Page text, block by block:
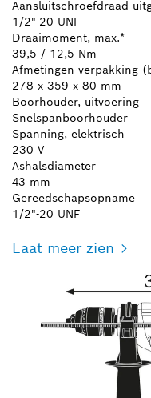
Aansluitschroefdraad
1/2"-20 UNF
Draaimoment, max.*
39,5 / 12,5 Nm
Afmetingen verpakking
278 x 359 x 80 mm
Boorhouder, uitvoering
Snelspanboorhouder
Spanning, elektrisch
230 V
Ashalsdiameter
43 mm
Gereedschapsopname
1/2"-20 UNF
Laat meer zien